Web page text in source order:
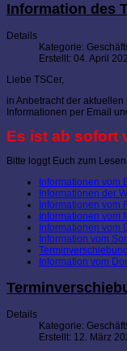
Information des
Details
Kategorie:
Erstellt: 04. April
Liebe TSCer,
in Anbetracht der
Informationen per Email
Es ist ab sofort
Bitte loggt Euch zum
Informationen vom
Informationen der
Informationen vom
Informationen vom
Informationen vom
Information vom
Information vom
Details
Kategorie:
Erstellt: 12. März